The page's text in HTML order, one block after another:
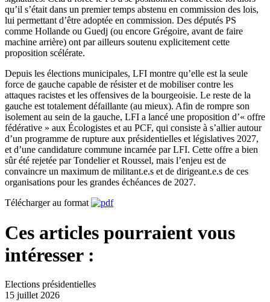
qu’il s’était dans un premier temps abstenu en commission des lois,
lui permettant d’être adoptée en commission. Des députés PS
comme Hollande ou Guedj (ou encore Grégoire, avant de faire
machine arrière) ont par ailleurs soutenu explicitement cette
proposition scélérate.
Depuis les élections municipales, LFI montre qu’elle est la seule
force de gauche capable de résister et de mobiliser contre les
attaques racistes et les offensives de la bourgeoisie. Le reste de la
gauche est totalement défaillante (au mieux). Afin de rompre son
isolement au sein de la gauche, LFI a lancé une proposition d’« offre
fédérative » aux Écologistes et au PCF, qui consiste à s’allier autour
d’un programme de rupture aux présidentielles et législatives 2027,
et d’une candidature commune incarnée par LFI. Cette offre a bien
sûr été rejetée par Tondelier et Roussel, mais l’enjeu est de
convaincre un maximum de militant.e.s et de dirigeant.e.s de ces
organisations pour les grandes échéances de 2027.
Télécharger au format
Ces articles pourraient vous
intéresser :
Elections présidentielles
15 juillet 2026